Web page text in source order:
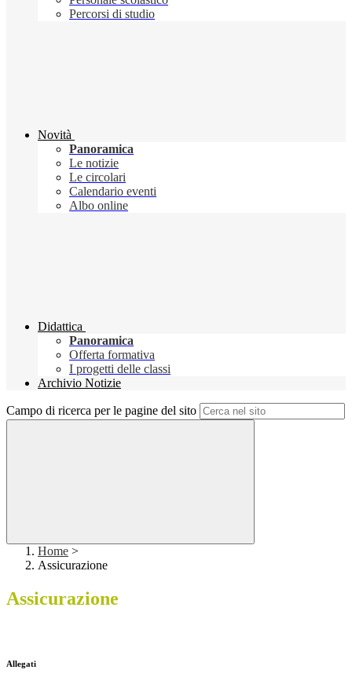
Percorsi di studio
Novità
Panoramica
Le notizie
Le circolari
Calendario eventi
Albo online
Didattica
Panoramica
Offerta formativa
I progetti delle classi
Archivio Notizie
Campo di ricerca per le pagine del sito
Home >
Assicurazione
Assicurazione
Allegati